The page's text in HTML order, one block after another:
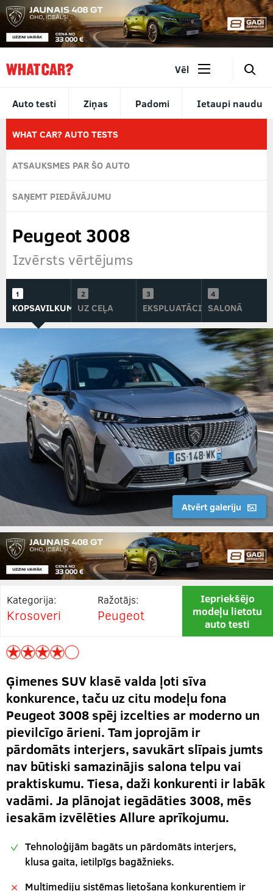
Auto testi Ziņas Padomi Ietaupi naudu
Vēl 🔎
WHAT CAR? AUTO TESTS
ATSAUKSMES PAR ŠO AUTO
SAŅEMT PIEDĀVĀJUMU
Peugeot 3008
Izvērsts vērtējums
KOPSAVILKUMSUZ CEĻA EKSPLUATĀCIJĀSALONĀ
Atvērt galeriju
Kategorija:
Krosoveri
Ražotājs:
Peugeot
Iepriekšējo
modeļu lietotu
auto testi
Ģimenes SUV klasē valda ļoti sīva
konkurence, taču uz citu modeļu fona
Peugeot 3008 spēj izcelties ar moderno un
pievilcīgo ārieni. Tam joprojām ir
pārdomāts interjers, savukārt slīpais jumts
nav būtiski samazinājis salona telpu vai
praktiskumu. Tiesa, daži konkurenti ir labāk
vadāmi. Ja plānojat iegādāties 3008, mēs
iesakām izvēlēties Allure aprīkojumu.
Tehnoloģijām bagāts un pārdomāts interjers,
klusa gaita, ietilpīgs bagāžnieks.
Multimediju sistēmas lietošana konkurentiem ir